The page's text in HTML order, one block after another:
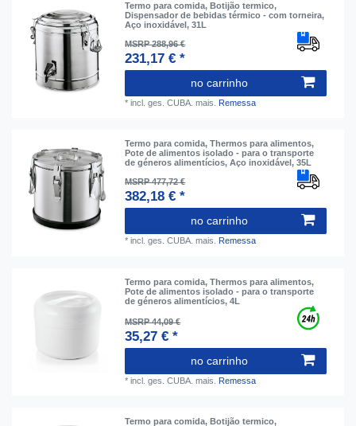
Termo para comida, Botijão termico,
Dispensador de bebidas térmico - com torneira,
Aço inoxidável, 31L
MSRP 288,96 €
231,17 € *
no carrinho
*incl. ges. CUBA. mais. Remessa
Termo para comida, Thermos para alimentos,
Pote de alimentos isolado - para o transporte
de géneros alimentícios, Aço inoxidável, 35L
MSRP 477,72 €
382,18 € *
no carrinho
*incl. ges. CUBA. mais. Remessa
Termo para comida, Thermos para alimentos,
Pote de alimentos isolado - para o transporte
de géneros alimentícios, 4L
MSRP 44,09 €
35,27 € *
no carrinho
*incl. ges. CUBA. mais. Remessa
Termo para comida, Botijão termico,